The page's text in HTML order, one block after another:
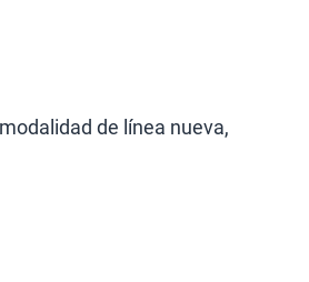
de línea nueva,